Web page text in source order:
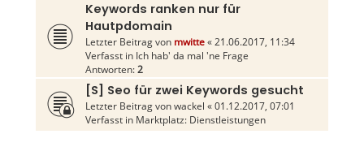
Keywords ranken nur für
Hautpdomain
Letzter Beitrag von mwitte«21.06.2017, 11:34
Verfasst in Ich hab' da mal 'ne Frage
Antworten:2
[S] Seo für zwei Keywords gesucht
Letzter Beitrag vonwackel «01.12.2017, 07:01
Verfasst in Marktplatz: Dienstleistungen